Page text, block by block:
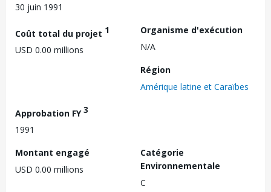
30 juin 1991
Coût total du projet 1
USD 0.00 millions
Organisme d'exécution
N/A
Région
Amérique latine et Caraïbes
Approbation FY3
1991
Montant engagé
USD 0.00 millions
Catégorie
Environnementale
C